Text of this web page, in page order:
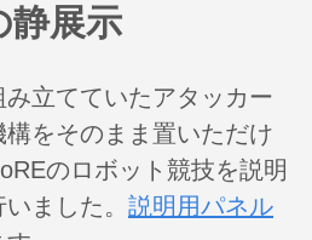
静展示
立てていたアタッカー
をそのまま置いただけ
のロボット競技を説明
ました。 説明用パネル